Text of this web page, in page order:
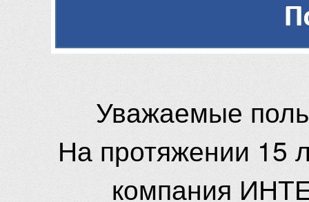
Уважаемые
На протяжении 15
компания